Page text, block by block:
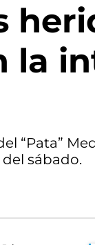
la
“Pata”
sábado.